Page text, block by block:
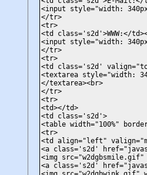
<input style="width:
</tr>
<tr>
<td class='s2d'>WWW:</
<input style="width:
</tr>
<tr>
<td class='s2d'
<textarea style="width:
</textarea><br>
</tr>
<tr>
<td></td>
<td class='s2d'>
<table width="100%"
<tr>
<td align="left"
<a class='s2d'
<img
<a class='s2d'